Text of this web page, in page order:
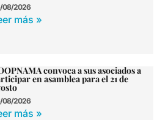
08/2026
más »
convoca a sus asociados a
en asamblea para el 21 de
08/2026
más »